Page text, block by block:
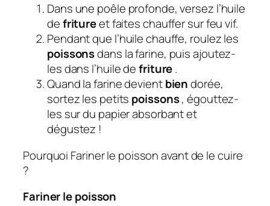
Dans une poêle profonde, versez l’huile
defritureet faites chauffer sur feu vif.
Pendant que l’huile chauffe, roulez les
poissonsdans la farine, puis ajoutez-
les dans l’huile defriture.
Quand la farine devientbiendorée,
sortez les petits poissons, égouttez-
les sur du papier absorbant et
dégustez !
Pourquoi Fariner le poisson avant de le cuire
?
Fariner le poisson